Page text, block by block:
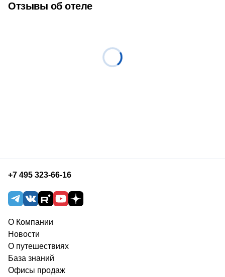
Отзывы об отеле
+7 495 323-66-16
О Компании
Новости
О путешествиях
База знаний
Офисы продаж